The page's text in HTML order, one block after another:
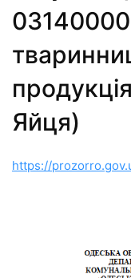
Яйця)
https://